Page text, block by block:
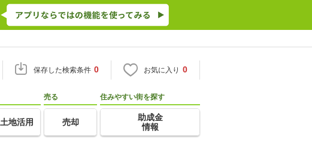
保存した検索条件 0 お気に入り 0
土地活用
売る
売却
住みやすい街を探す
助成金
情報